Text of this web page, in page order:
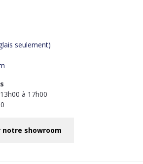
seulement)
à 17h00
notre showroom